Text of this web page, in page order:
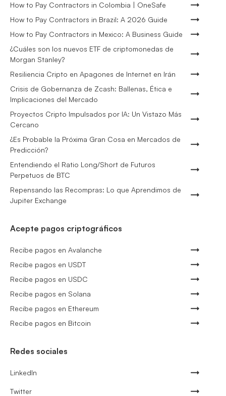
How to Pay Contractors in Colombia | OneSafe
How to Pay Contractors in Brazil: A 2026 Guide
How to Pay Contractors in Mexico: A Business Guide
¿Cuáles son los nuevos ETF de criptomonedas de
Morgan Stanley?
Resiliencia Cripto en Apagones de Internet en Irán
Crisis de Gobernanza de Zcash: Ballenas, Ética e
Implicaciones del Mercado
Proyectos Cripto Impulsados por IA: Un Vistazo Más
Cercano
¿Es Probable la Próxima Gran Cosa en Mercados de
Predicción?
Entendiendo el Ratio Long/Short de Futuros
Perpetuos de BTC
Repensando las Recompras: Lo que Aprendimos de
Jupiter Exchange
Acepte pagos criptográficos
Recibe pagos en Avalanche
Recibe pagos en USDT
Recibe pagos en USDC
Recibe pagos en Solana
Recibe pagos en Ethereum
Recibe pagos en Bitcoin
Redes sociales
LinkedIn
Twitter